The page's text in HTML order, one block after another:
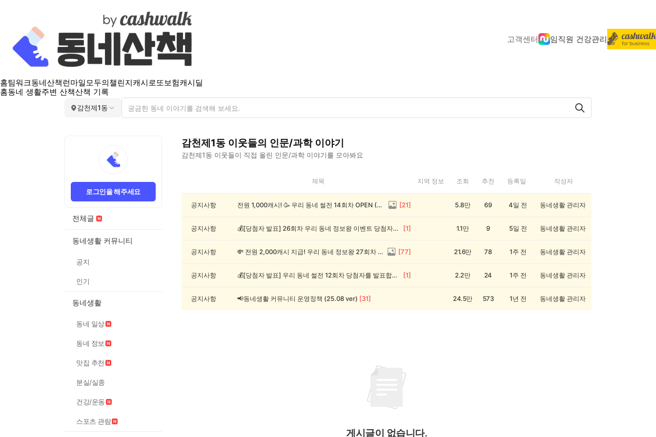
고객센터 임직원 건강관리
홈팀워크동네산책 런마일모두의챌린지캐시로또보험캐시딜
홈동네 생활주변 산책산책 기록
감천제1동
로그인을 해주세요
전체글
동네생활 커뮤니티
공지
인기
동네생활
동네 일상
동네 정보
맛집 추천
분실/실종
건강/운동
스포츠 관람
감천제1동 이웃들의 인문/과학이야기
감천제1동 이웃들이 직접 올린 인문/과학 이야기를 모아봐요
제
문/
제목 지역 정보 조회 추천 등록일 작성자
공지사항 전원 1,000캐시! 🥳 우리 동네 썰전 14회차 OPEN (~8/17) [21] 5.8만 69 4일 전 동네생활 관리자
공지사항 💰[당첨자 발표] 26회차 우리 동네 정보왕 이벤트 당첨자를 발표합니다! [1] 1.1만 9 5일 전 동네생활 관리자
공지사항 💸 전원 2,000캐시 지급! 우리 동네 정보왕 27회차 (~8/10) [77] 21.6만 78 1주 전 동네생활 관리자
공지사항 💰[당첨자 발표] 우리 동네 썰전 12회차 당첨자를 발표합니다! [1] 2.2만 24 1주 전 동네생활 관리자
공지사항 📢동네생활 커뮤니티 운영정책 (25.08 ver) [31] 24.5만 573 1년 전 동네생활 관리자
게시글이 없습니다.